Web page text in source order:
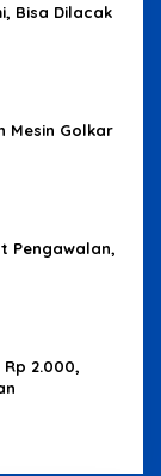
Bisa Dilacak
Mesin Golkar
Pengawalan,
2.000,